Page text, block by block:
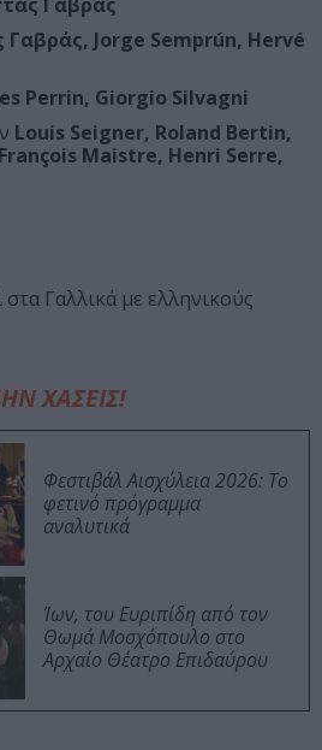
Jorge Semprún, Hervé
Perrin, Giorgio Silvagni
Louis Seigner, Roland Bertin,
Maistre, Henri Serre,
Γαλλικά με ελληνικούς
ΧΑΣΕΙΣ!
Φεστιβάλ Αισχύλεια 2026: Το
φετινό πρόγραμμα
αναλυτικά
Ίων, του Ευριπίδη από τον
Θωμά Μοσχόπουλο στο
Αρχαίο Θέατρο Επιδαύρου